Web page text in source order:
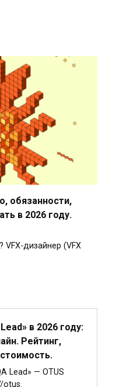
обязанности,
в 2026 году.
VFX-дизайнер (VFX
в 2026 году:
Рейтинг,
Lead» — OTUS
otus.